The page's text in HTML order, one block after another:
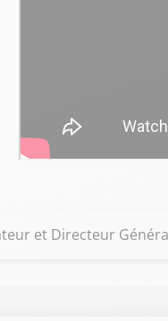
et Directeur